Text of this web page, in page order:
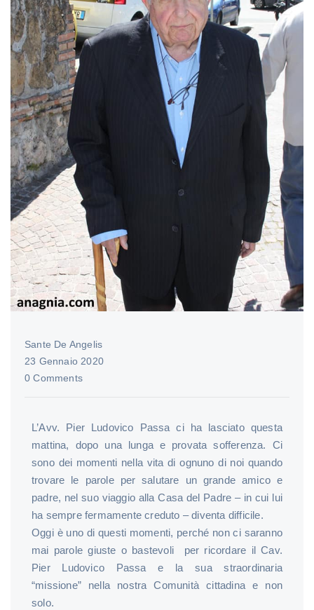
Sante De Angelis
23 Gennaio 2020
0 Comments
L’Avv. Pier Ludovico Passa ci ha lasciato questa
mattina, dopo una lunga e provata sofferenza. Ci
sono dei momenti nella vita di ognuno di noi quando
trovare le parole per salutare un grande amico e
padre, nel suo viaggio alla Casa del Padre – in cui lui
ha sempre fermamente creduto – diventa difficile.
Oggi è uno di questi momenti, perché non ci saranno
mai parole giuste o bastevoli per ricordare il Cav.
Pier Ludovico Passa e la sua straordinaria
“missione” nella nostra Comunità cittadina e non
solo.